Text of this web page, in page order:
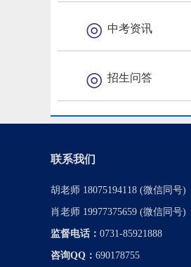
中考资讯
招生问答
联系我们
胡老师 18075194118 (微信同号)
肖老师 19977375659 (微信同号)
监督电话： 0731-85921888
咨询QQ： 690178755